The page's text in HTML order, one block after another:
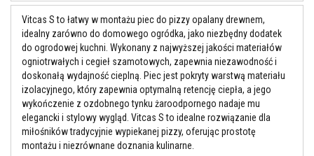
i
o
t
r
w
a
ł
e
U
s
z
c
Vitcas S to łatwy w montażu piec do pizzy opalany drewnem,
idealny zarówno do domowego ogródka, jako niezbędny dodatek
do ogrodowej kuchni. Wykonany z najwyższej jakości materiałów
ogniotrwałych i cegieł szamotowych, zapewnia niezawodność i
doskonałą wydajność cieplną. Piec jest pokryty warstwą materiału
izolacyjnego, który zapewnia optymalną retencję ciepła, a jego
wykończenie z ozdobnego tynku żaroodpornego nadaje mu
elegancki i stylowy wygląd. Vitcas S to idealne rozwiązanie dla
miłośników tradycyjnie wypiekanej pizzy, oferując prostotę
montażu i niezrównane doznania kulinarne.